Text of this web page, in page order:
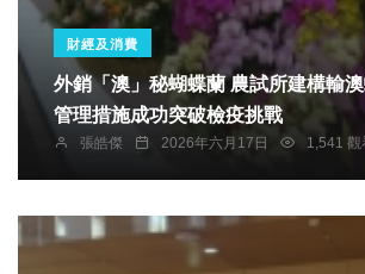
財經及消費
外銷「澳」秘蝴蝶蘭 農試所建構輸澳蝴蝶蘭全鏈式
管理措施成功突破檢疫挑戰
張皓傑 2026年六月17日 1,541 觀